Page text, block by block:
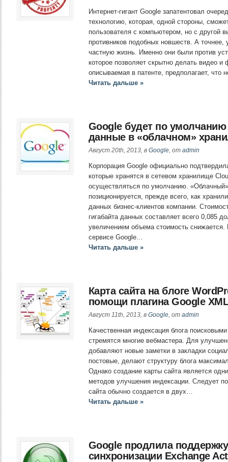
Интернет-гигант Google запатентовал
технологию, которая, одной стороны,
пользователя с компьютером, но с другой
противников подобных новшеств. А точнее,
частную жизнь. Именно они были против
которое позволяет скрытно делать видео и
описываемая в патенте, предполагает, что
Читать дальше »
Google будет по
данные в «облачном»
Август 20th, 2013, в Google, от admin
Корпорация Google официально
которые хранятся в сетевом хранилище
осуществляться по умолчанию.
позиционируется, прежде всего, как
данных бизнес-клиентов компании.
гигабайта данных составляет всего 0,085
увеличением объема стоимость
сервисе Google…
Читать дальше »
Карта сайта на блоге
помощи плагина Google
Август 11th, 2013, в Google, от admin
Качественная индексация блога
стремятся многие вебмастера. Для
добавляют новые заметки в закладки
постовые, делают структуру блога
Однако создание карты сайта является
методов улучшения индексации. Следует
сайта обычно создается в двух…
Читать дальше »
Google продлила
синхронизации Exchange